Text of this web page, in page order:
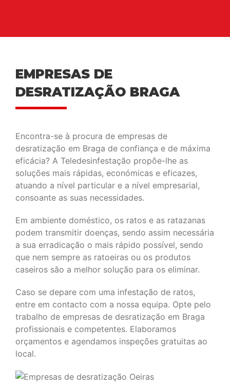
EMPRESAS DE
DESRATIZAÇÃO BRAGA
Encontra-se à procura de empresas de
desratização em Braga de confiança e de máxima
eficácia? A Teledesinfestação propõe-lhe as
soluções mais rápidas, económicas e eficazes,
atuando a nível particular e a nível empresarial,
consoante as suas necessidades.
Em ambiente doméstico, os ratos e as ratazanas
podem transmitir doenças, sendo assim necessária
a sua erradicação o mais rápido possível, sendo
que nem sempre as ratoeiras ou os produtos
caseiros são a melhor solução para os eliminar.
Caso se depare com uma infestação de ratos,
entre em contacto com a nossa equipa. Opte pelo
trabalho de empresas de desratização em Braga
profissionais e competentes. Elaboramos
orçamentos e agendamos inspeções gratuitas ao
local.